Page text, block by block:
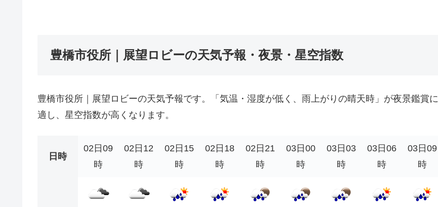
豊橋市役所｜展望ロビーの天気予報・夜景・星空指数
豊橋市役所｜展望ロビーの天気予報です。「気温・湿度が低く、雨上がりの晴天時」が夜景鑑賞に
適し、星空指数が高くなります。
日時
02日09
時
02日12
時
02日15
時
02日18
時
02日21
時
03日00
時
03日03
時
03日06
時
03日09
時